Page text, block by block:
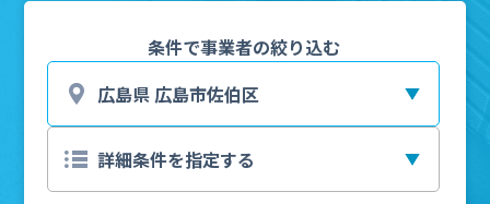
条件で事業者の絞り込む